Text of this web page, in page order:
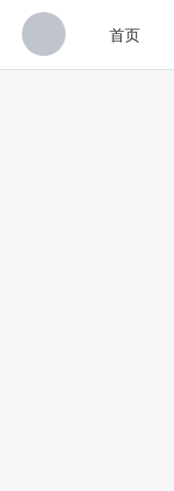
首页